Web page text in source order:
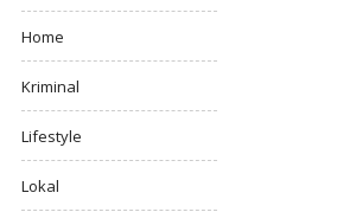
Home
Kriminal
Lifestyle
Lokal